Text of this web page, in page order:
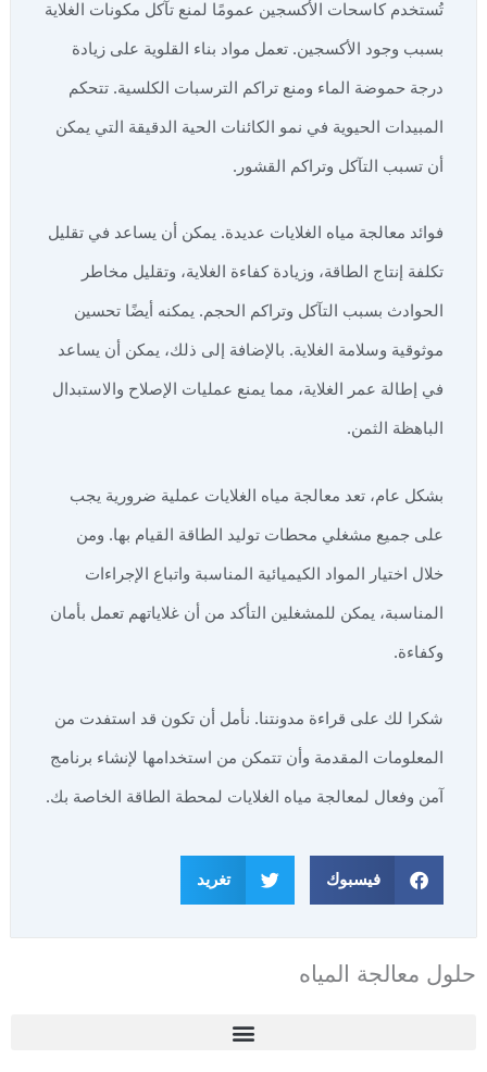
تُستخدم كاسحات الأكسجين عمومًا لمنع تآكل مكونات الغلاية
بسبب وجود الأكسجين. تعمل مواد بناء القلوية على زيادة
درجة حموضة الماء ومنع تراكم الترسبات الكلسية. تتحكم
المبيدات الحيوية في نمو الكائنات الحية الدقيقة التي يمكن
أن تسبب التآكل وتراكم القشور.
فوائد معالجة مياه الغلايات عديدة. يمكن أن يساعد في تقليل
تكلفة إنتاج الطاقة، وزيادة كفاءة الغلاية، وتقليل مخاطر
الحوادث بسبب التآكل وتراكم الحجم. يمكنه أيضًا تحسين
موثوقية وسلامة الغلاية. بالإضافة إلى ذلك، يمكن أن يساعد
في إطالة عمر الغلاية، مما يمنع عمليات الإصلاح والاستبدال
الباهظة الثمن.
بشكل عام، تعد معالجة مياه الغلايات عملية ضرورية يجب
على جميع مشغلي محطات توليد الطاقة القيام بها. ومن
خلال اختيار المواد الكيميائية المناسبة واتباع الإجراءات
المناسبة، يمكن للمشغلين التأكد من أن غلاياتهم تعمل بأمان
وكفاءة.
شكرا لك على قراءة مدونتنا. نأمل أن تكون قد استفدت من
المعلومات المقدمة وأن تتمكن من استخدامها لإنشاء برنامج
آمن وفعال لمعالجة مياه الغلايات لمحطة الطاقة الخاصة بك.
فيسبوك تغريد
حلول معالجة المياه